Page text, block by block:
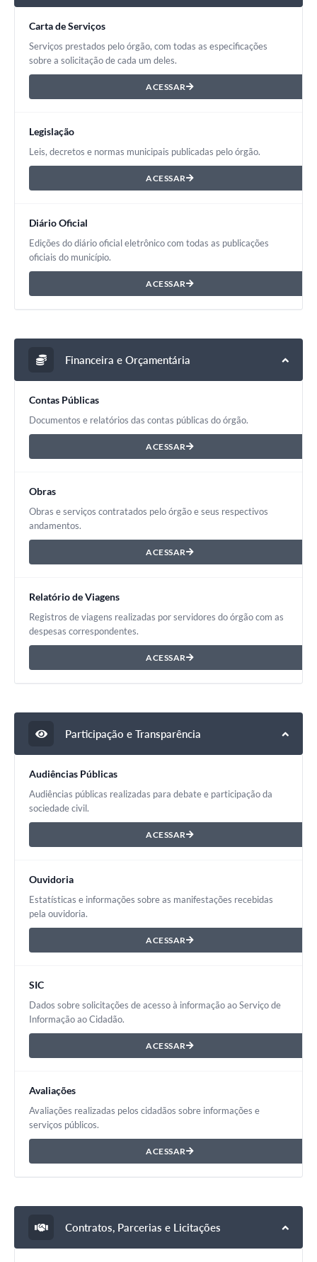
Carta de Serviços
Serviços prestados pelo órgão, com todas as especificações
sobre a solicitação de cada um deles.
ACESSAR
Legislação
Leis, decretos e normas municipais publicadas pelo órgão.
ACESSAR
Diário Oficial
Edições do diário oficial eletrônico com todas as publicações
oficiais do município.
ACESSAR
Financeira e Orçamentária
Contas Públicas
Documentos e relatórios das contas públicas do órgão.
ACESSAR
Obras
Obras e serviços contratados pelo órgão e seus respectivos
andamentos.
ACESSAR
Relatório de Viagens
Registros de viagens realizadas por servidores do órgão com as
despesas correspondentes.
ACESSAR
Participação e Transparência
Audiências Públicas
Audiências públicas realizadas para debate e participação da
sociedade civil.
ACESSAR
Ouvidoria
Estatísticas e informações sobre as manifestações recebidas
pela ouvidoria.
ACESSAR
SIC
Dados sobre solicitações de acesso à informação ao Serviço de
Informação ao Cidadão.
ACESSAR
Avaliações
Avaliações realizadas pelos cidadãos sobre informações e
serviços públicos.
ACESSAR
Contratos, Parcerias e Licitações